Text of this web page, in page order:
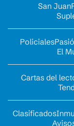
San Juan
Policiales
El
Cartas del
Clasificados